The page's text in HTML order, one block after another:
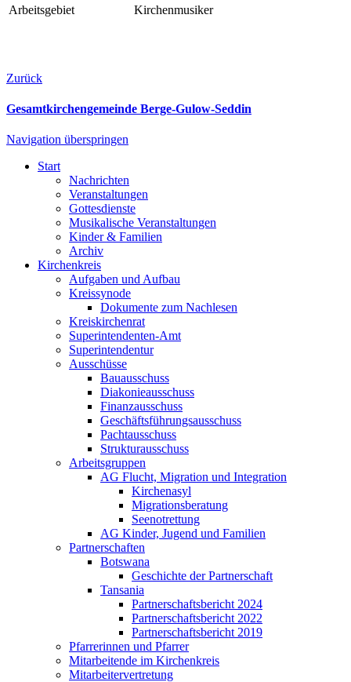
Arbeitsgebiet Kirchenmusiker
Zurück
Gesamtkirchengemeinde Berge-Gulow-Seddin
Navigation überspringen
Start
Nachrichten
Veranstaltungen
Gottesdienste
Musikalische Veranstaltungen
Kinder & Familien
Archiv
Kirchenkreis
Aufgaben und Aufbau
Kreissynode
Dokumente zum Nachlesen
Kreiskirchenrat
Superintendenten-Amt
Superintendentur
Ausschüsse
Bauausschuss
Diakonieausschuss
Finanzausschuss
Geschäftsführungsausschuss
Pachtausschuss
Strukturausschuss
Arbeitsgruppen
AG Flucht, Migration und Integration
Kirchenasyl
Migrationsberatung
Seenotrettung
AG Kinder, Jugend und Familien
Partnerschaften
Botswana
Geschichte der Partnerschaft
Tansania
Partnerschaftsbericht 2024
Partnerschaftsbericht 2022
Partnerschaftsbericht 2019
Pfarrerinnen und Pfarrer
Mitarbeitende im Kirchenkreis
Mitarbeitervertretung